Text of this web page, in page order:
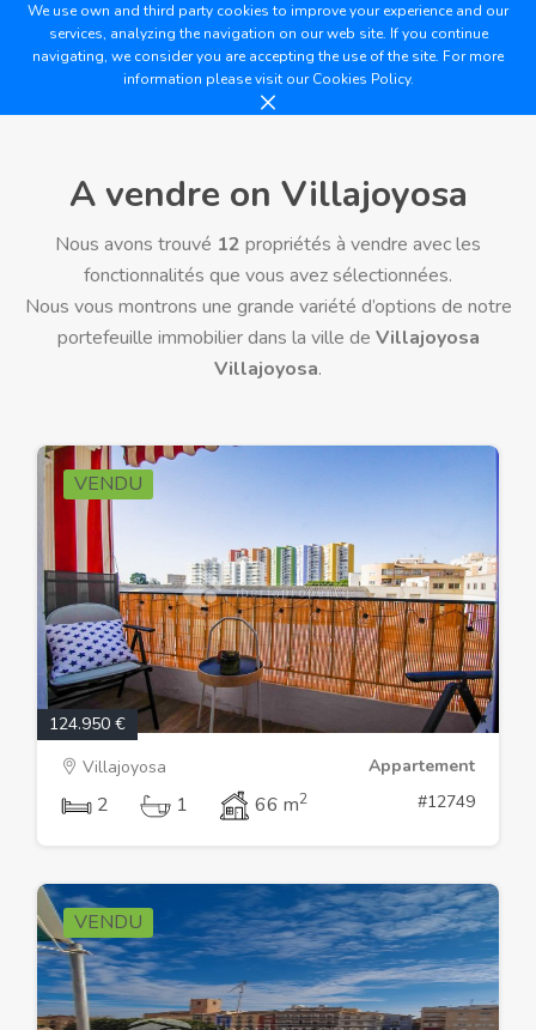
We use own and third party cookies to improve your experience and our
services, analyzing the navigation on our web site. If you continue
navigating, we consider you are accepting the use of the site. For more
information please visit ourCookies Policy.
A vendre on Villajoyosa
Nous avons trouvé 12 propriétés à vendre avec les
fonctionnalités que vous avez sélectionnées.
Nous vous montrons une grande variété d’options de notre
portefeuille immobilier dans la ville de Villajoyosa
Villajoyosa.
VENDU
124.950 €
Villajoyosa
Appartement
2 1 66 m2 #12749
VENDU